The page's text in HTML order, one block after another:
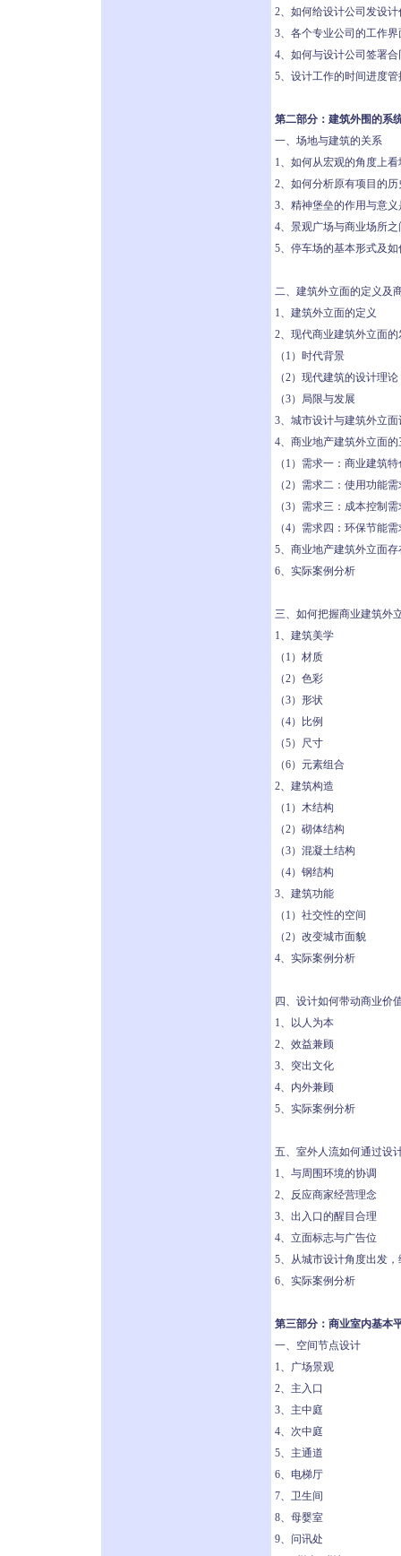
2、如何给设计公司发设计
3、各个专业公司的工作界
4、如何与设计公司签署合
5、设计工作的时间进度管
第二部分：建筑外围的系
一、场地与建筑的关系
1、如何从宏观的角度上
2、如何分析原有项目的
3、精神堡垒的作用与意
4、景观广场与商业场所
5、停车场的基本形式及
二、建筑外立面的定义及
1、建筑外立面的定义
2、现代商业建筑外立面的
（1）时代背景
（2）现代建筑的设计理论
（3）局限与发展
3、城市设计与建筑外立
4、商业地产建筑外立面
（1）需求一：商业建筑
（2）需求二：使用功能需
（3）需求三：成本控制需
（4）需求四：环保节能需
5、商业地产建筑外立面
6、实际案例分析
三、如何把握商业建筑外
1、建筑美学
（1）材质
（2）色彩
（3）形状
（4）比例
（5）尺寸
（6）元素组合
2、建筑构造
（1）木结构
（2）砌体结构
（3）混凝土结构
（4）钢结构
3、建筑功能
（1）社交性的空间
（2）改变城市面貌
4、实际案例分析
四、设计如何带动商业价
1、以人为本
2、效益兼顾
3、突出文化
4、内外兼顾
5、实际案例分析
五、室外人流如何通过设
1、与周围环境的协调
2、反应商家经营理念
3、出入口的醒目合理
4、立面标志与广告位
5、从城市设计角度出发
6、实际案例分析
第三部分：商业室内基本
一、空间节点设计
1、广场景观
2、主入口
3、主中庭
4、次中庭
5、主通道
6、电梯厅
7、卫生间
8、母婴室
9、问讯处